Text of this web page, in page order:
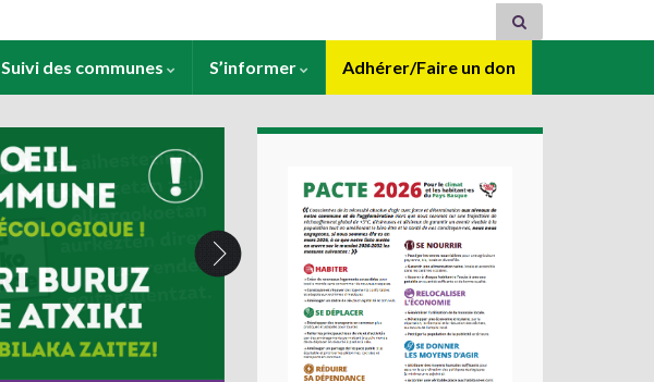
Suivi des communes S’informer Adhérer/Faire un don